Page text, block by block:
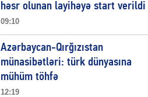
həsr olunan layihəyə start verildi
09:10
Azərbaycan-Qırğızıstan
münasibətləri: türk dünyasına
mühüm töhfə
12:19